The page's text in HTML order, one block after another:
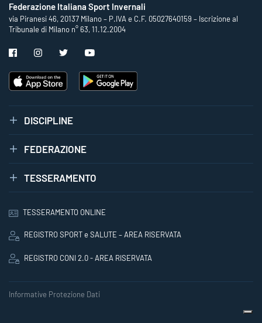
Federazione Italiana Sport Invernali
via Piranesi 46, 20137 Milano – P.IVA e C.F. 05027640159 – Iscrizione al
Tribunale di Milano n° 63, 11.12.2004
DISCIPLINE
FEDERAZIONE
TESSERAMENTO
TESSERAMENTO ONLINE
REGISTRO SPORT e SALUTE – AREA RISERVATA
REGISTRO CONI 2.0 - AREA RISERVATA
Informative Protezione Dati